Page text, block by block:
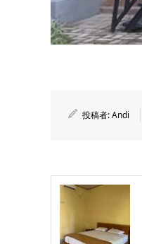
投稿者:Andi